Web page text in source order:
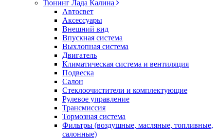
Тюнинг Лада Калина
Автосвет
Аксессуары
Внешний вид
Впускная система
Выхлопная система
Двигатель
Климатическая система и вентиляция
Подвеска
Салон
Стеклоочистители и комплектующие
Рулевое управление
Трансмиссия
Тормозная система
Фильтры (воздушные, масляные, топливные,
салонные)